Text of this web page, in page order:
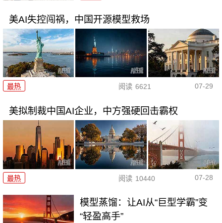
美AI失控闯祸，中国开源模型救场
最热 阅读 6621 07-29
美拟制裁中国AI企业，中方强硬回击霸权
最热 阅读 10440 07-28
模型蒸馏：让AI从“巨型学霸”变
“轻盈高手”